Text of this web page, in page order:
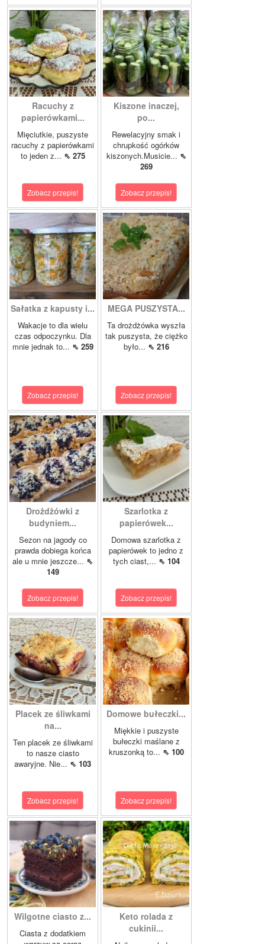
Racuchy z
papierówkami...
Mięciutkie, puszyste
racuchy z papierówkami
to jeden z... ⇖ 275
Zobacz przepis!
Kiszone inaczej,
po...
Rewelacyjny smak i
chrupkość ogórków
kiszonych.Musicie... ⇖
269
Zobacz przepis!
Sałatka z kapusty i...
Wakacje to dla wielu
czas odpoczynku. Dla
mnie jednak to... ⇖ 259
Zobacz przepis!
MEGA PUSZYSTA...
Ta drożdżówka wyszła
tak puszysta, że ciężko
było... ⇖ 216
Zobacz przepis!
Drożdżówki z
budyniem...
Sezon na jagody co
prawda dobiega końca
ale u mnie jeszcze... ⇖
149
Zobacz przepis!
Szarlotka z
papierówek...
Domowa szarlotka z
papierówek to jedno z
tych ciast,... ⇖ 104
Zobacz przepis!
Placek ze śliwkami
na...
Ten placek ze śliwkami
to nasze ciasto
awaryjne. Nie... ⇖ 103
Zobacz przepis!
Domowe bułeczki...
Miękkie i puszyste
bułeczki maślane z
kruszonką to... ⇖ 100
Zobacz przepis!
Wilgotne ciasto z...
Ciasta z dodatkiem
Keto rolada z
cukinii...